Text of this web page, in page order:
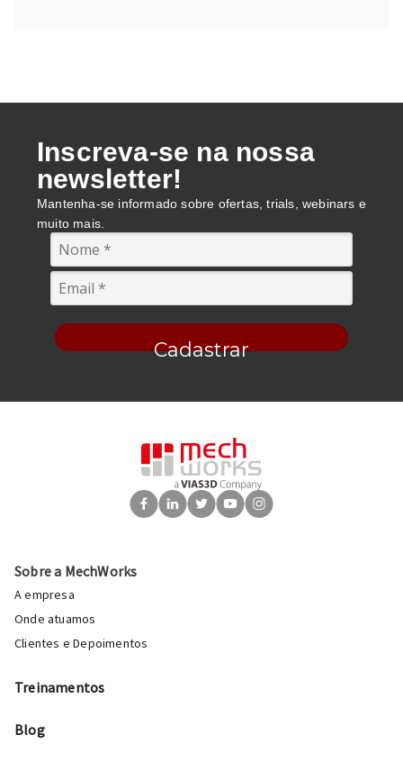
Inscreva-se na nossa
newsletter!
Mantenha-se informado sobre ofertas, trials, webinars e
muito mais.
Cadastrar
Sobre a MechWorks
A empresa
Onde atuamos
Clientes e Depoimentos
Treinamentos
Blog